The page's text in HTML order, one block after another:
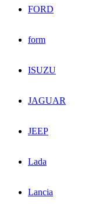
FORD
form
ISUZU
JAGUAR
JEEP
Lada
Lancia